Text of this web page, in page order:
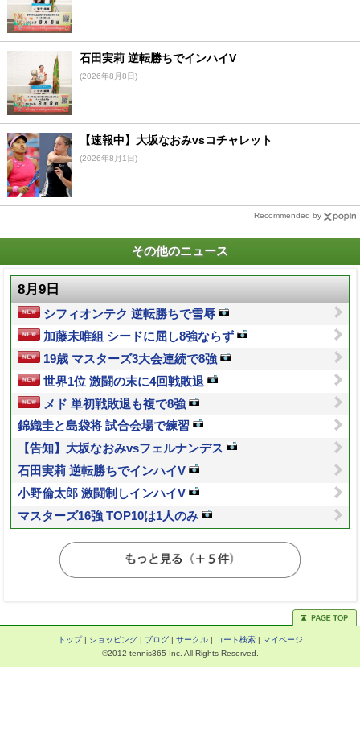
石田実莉 逆転勝ちでインハイV
(2026年8月8日)
【速報中】大坂なおみvsコチャレット
(2026年8月1日)
Recommended by
その他のニュース
8月9日
シフィオンテク 逆転勝ちで雪辱
加藤未唯組 シードに屈し8強ならず
19歳 マスターズ3大会連続で8強
世界1位 激闘の末に4回戦敗退
メド 単初戦敗退も複で8強
錦織圭と島袋将 試合会場で練習
【告知】大坂なおみvsフェルナンデス
石田実莉 逆転勝ちでインハイV
小野倫太郎 激闘制しインハイV
マスターズ16強 TOP10は1人のみ
トップ| ショッピング| ブログ| サークル| コート検索| マイページ
©2012 tennis365 Inc. All Rights Reserved.